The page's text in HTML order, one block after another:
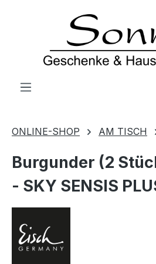
Zum Hauptinhalt springen
ONLINE-SHOP AM TISCH
Burgunder (2
- SKY SENSIS